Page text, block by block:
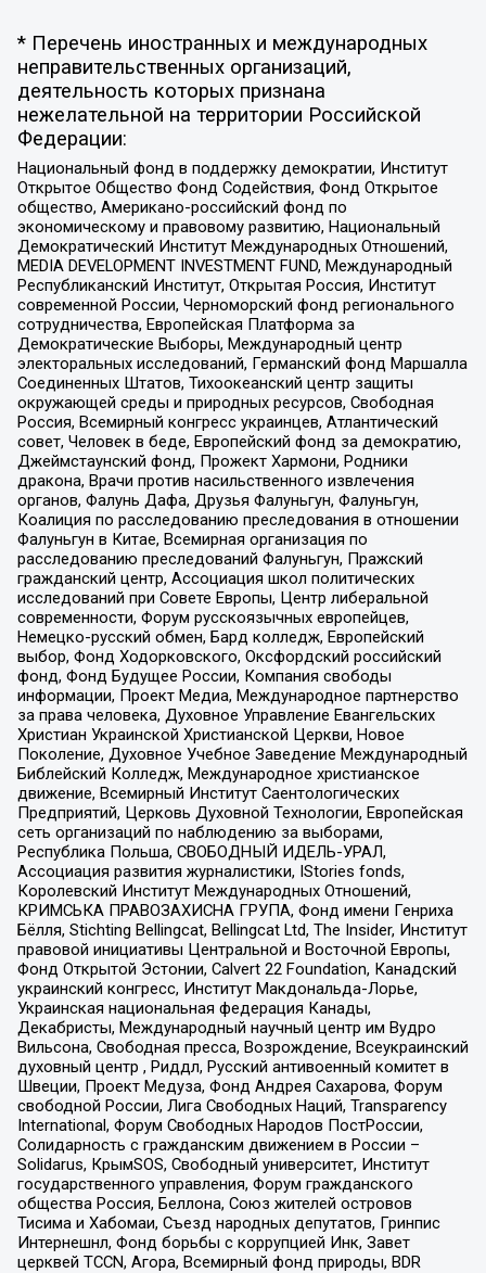
* Перечень иностранных и международных
неправительственных организаций,
деятельность которых признана
нежелательной на территории Российской
Федерации:
Национальный фонд в поддержку демократии, Институт
Открытое Общество Фонд Содействия, Фонд Открытое
общество, Американо-российский фонд по
экономическому и правовому развитию, Национальный
Демократический Институт Международных Отношений,
MEDIA DEVELOPMENT INVESTMENT FUND, Международный
Республиканский Институт, Открытая Россия, Институт
современной России, Черноморский фонд регионального
сотрудничества, Европейская Платформа за
Демократические Выборы, Международный центр
электоральных исследований, Германский фонд Маршалла
Соединенных Штатов, Тихоокеанский центр защиты
окружающей среды и природных ресурсов, Свободная
Россия, Всемирный конгресс украинцев, Атлантический
совет, Человек в беде, Европейский фонд за демократию,
Джеймстаунский фонд, Прожект Хармони, Родники
дракона, Врачи против насильственного извлечения
органов, Фалунь Дафа, Друзья Фалуньгун, Фалуньгун,
Коалиция по расследованию преследования в отношении
Фалуньгун в Китае, Всемирная организация по
расследованию преследований Фалуньгун, Пражский
гражданский центр, Ассоциация школ политических
исследований при Совете Европы, Центр либеральной
современности, Форум русскоязычных европейцев,
Немецко-русский обмен, Бард колледж, Европейский
выбор, Фонд Ходорковского, Оксфордский российский
фонд, Фонд Будущее России, Компания свободы
информации, Проект Медиа, Международное партнерство
за права человека, Духовное Управление Евангельских
Христиан Украинской Христианской Церкви, Новое
Поколение, Духовное Учебное Заведение Международный
Библейский Колледж, Международное христианское
движение, Всемирный Институт Саентологических
Предприятий, Церковь Духовной Технологии, Европейская
сеть организаций по наблюдению за выборами,
Республика Польша, СВОБОДНЫЙ ИДЕЛЬ-УРАЛ,
Ассоциация развития журналистики, IStories fonds,
Королевский Институт Международных Отношений,
КРИМСЬКА ПРАВОЗАХИСНА ГРУПА, Фонд имени Генриха
Бёлля, Stichting Bellingcat, Bellingcat Ltd, The Insider, Институт
правовой инициативы Центральной и Восточной Европы,
Фонд Открытой Эстонии, Calvert 22 Foundation, Канадский
украинский конгресс, Институт Макдональда-Лорье,
Украинская национальная федерация Канады,
Декабристы, Международный научный центр им Вудро
Вильсона, Свободная пресса, Возрождение, Всеукраинский
духовный центр , Риддл, Русский антивоенный комитет в
Швеции, Проект Медуза, Фонд Андрея Сахарова, Форум
свободной России, Лига Свободных Наций, Transparеncy
International, Форум Свободных Народов ПостРоссии,
Солидарность с гражданским движением в России –
Solidarus, КрымSOS, Свободный университет, Институт
государственного управления, Форум гражданского
общества Россия, Беллона, Союз жителей островов
Тисима и Хабомаи, Съезд народных депутатов, Гринпис
Интернешнл, Фонд борьбы с коррупцией Инк, Завет
церквей TCCN, Агора, Всемирный фонд природы, BDR